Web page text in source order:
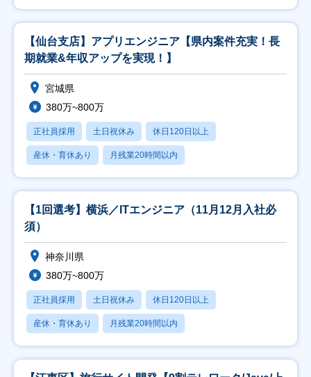
【仙台支店】アプリエンジニア【県内案件充実！長
期就業&年収アップを実現！】
宮城県
380万~800万
正社員採用 土日祝休み 休日120日以上
産休・育休あり 月残業20時間以内
【1回選考】横浜／ITエンジニア（11月12月入社必
須）
神奈川県
380万~800万
正社員採用 土日祝休み 休日120日以上
産休・育休あり 月残業20時間以内